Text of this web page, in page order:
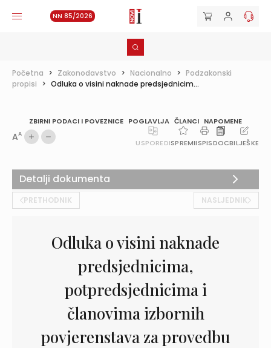
NN 85/2026
Početna > Zakonodavstvo > Nacionalno > Podzakonski
propisi > Odluka o visini naknade predsjednicim...
ZBIRNI PODACI I POVEZNICE POGLAVLJA ČLANCI NAPOMENE
AA
USPOREDISPREMIISPISDOCBILJEŠKE
PRETHODNIK NASLJEDNIK
Odluka o visini naknade
predsjednicima,
potpredsjednicima i
članovima izbornih
povjerenstava za provedbu
Detalji dokumenta